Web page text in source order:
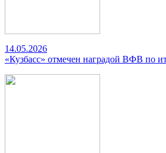
14.05.2026
«Кузбасс» отмечен наградой ВФВ по